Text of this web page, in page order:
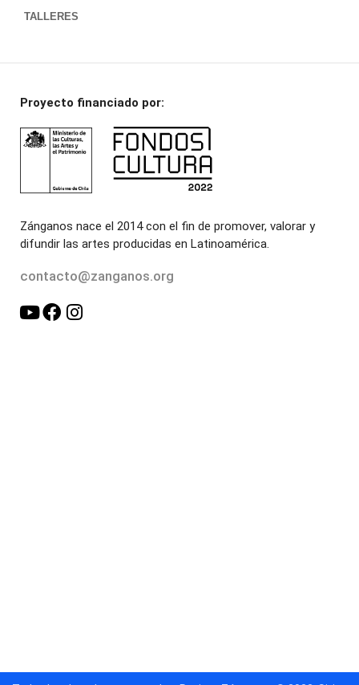
TALLERES
Proyecto financiado por:
Zánganos nace el 2014 con el fin de promover, valorar y
difundir las artes producidas en Latinoamérica.
contacto@zanganos.org